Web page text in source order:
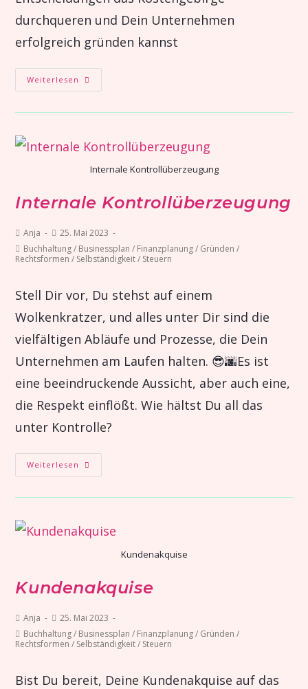
durchqueren und Dein Unternehmen
erfolgreich gründen kannst
Weiterlesen
Internale Kontrollüberzeugung
Internale Kontrollüberzeugung
Anja
25. Mai 2023
Buchhaltung / Businessplan / Finanzplanung / Gründen /
Rechtsformen / Selbständigkeit / Steuern
Stell Dir vor, Du stehst auf einem
Wolkenkratzer, und alles unter Dir sind die
vielfältigen Abläufe und Prozesse, die Dein
Unternehmen am Laufen halten. 😎🌆Es ist
eine beeindruckende Aussicht, aber auch eine,
die Respekt einflößt. Wie hältst Du all das
unter Kontrolle?
Weiterlesen
Kundenakquise
Kundenakquise
Anja
25. Mai 2023
Buchhaltung / Businessplan / Finanzplanung / Gründen /
Rechtsformen / Selbständigkeit / Steuern
Bist Du bereit, Deine Kundenakquise auf das